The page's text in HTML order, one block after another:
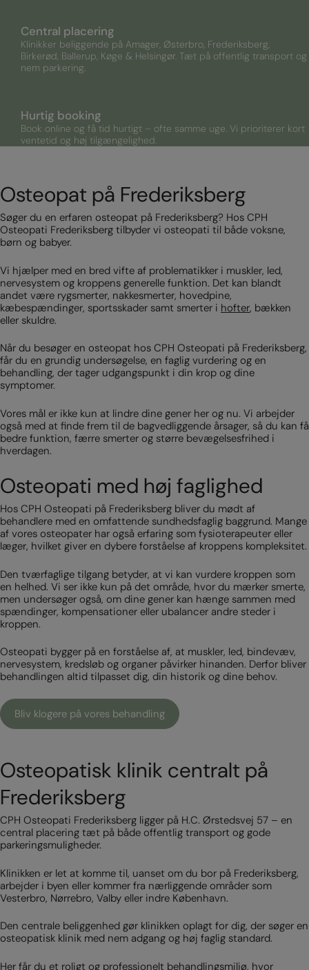
Central placering
Klinikker beliggende på Amager, Østerbro, Frederiksberg,
Birkerød, Ballerup, Køge & Helsingør. Tæt på offentlig transport og
nem parkering.
Hurtig booking
Book online og få tid hurtigt – ofte samme uge. Vi prioriterer kort
ventetid og høj tilgængelighed.
Osteopat på Frederiksberg
Søger du en erfaren osteopat på Frederiksberg? Hos CPH
Osteopati Frederiksberg tilbyder vi osteopati til både voksne,
børn og babyer.
Vi hjælper med en bred vifte af problematikker i muskler, led,
nervesystem og kroppens generelle funktion. Det kan blandt
andet være rygsmerter, nakkesmerter, hovedpine,
kæbespændinger, sportsskader samt smerter i hofter, bækken
eller skuldre.
Når du besøger en osteopat hos CPH Osteopati på Frederiksberg,
får du en grundig undersøgelse, en faglig vurdering og en
behandling, der tager udgangspunkt i din krop og dine
symptomer.
Vores mål er ikke kun at lindre dine gener her og nu. Vi arbejder
også med at finde frem til de bagvedliggende årsager, så du kan få
bedre funktion, færre smerter og større bevægelsesfrihed i
hverdagen.
Osteopati med høj faglighed
Hos CPH Osteopati på Frederiksberg bliver du mødt af
behandlere med en omfattende sundhedsfaglig baggrund. Mange
af vores osteopater har også erfaring som fysioterapeuter eller
læger, hvilket giver en dybere forståelse af kroppens kompleksitet.
Den tværfaglige tilgang betyder, at vi kan vurdere kroppen som
en helhed. Vi ser ikke kun på det område, hvor du mærker smerte,
men undersøger også, om dine gener kan hænge sammen med
spændinger, kompensationer eller ubalancer andre steder i
kroppen.
Osteopati bygger på en forståelse af, at muskler, led, bindevæv,
nervesystem, kredsløb og organer påvirker hinanden. Derfor bliver
behandlingen altid tilpasset dig, din historik og dine behov.
Bliv klogere på vores behandling
Osteopatisk klinik centralt på
Frederiksberg
CPH Osteopati Frederiksberg ligger på H.C. Ørstedsvej 57 – en
central placering tæt på både offentlig transport og gode
parkeringsmuligheder.
Klinikken er let at komme til, uanset om du bor på Frederiksberg,
arbejder i byen eller kommer fra nærliggende områder som
Vesterbro, Nørrebro, Valby eller indre København.
Den centrale beliggenhed gør klinikken oplagt for dig, der søger en
osteopatisk klinik med nem adgang og høj faglig standard.
Her får du et roligt og professionelt behandlingsmiljø, hvor